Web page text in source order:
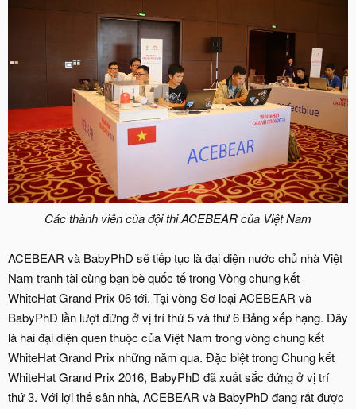
Các thành viên của đội thi ACEBEAR của Việt Nam
ACEBEAR và BabyPhD sẽ tiếp tục là đại diện nước chủ nhà Việt
Nam tranh tài cùng bạn bè quốc tế trong Vòng chung kết
WhiteHat Grand Prix 06 tới. Tại vòng Sơ loại ACEBEAR và
BabyPhD lần lượt đứng ở vị trí thứ 5 và thứ 6 Bảng xếp hạng. Đây
là hai đại diện quen thuộc của Việt Nam trong vòng chung kết
WhiteHat Grand Prix những năm qua. Đặc biệt trong Chung kết
WhiteHat Grand Prix 2016, BabyPhD đã xuất sắc đứng ở vị trí
thứ 3. Với lợi thế sân nhà, ACEBEAR và BabyPhD đang rất được